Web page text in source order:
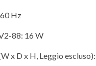
Hz
88: 16 W
x D x H, Leggio escluso):